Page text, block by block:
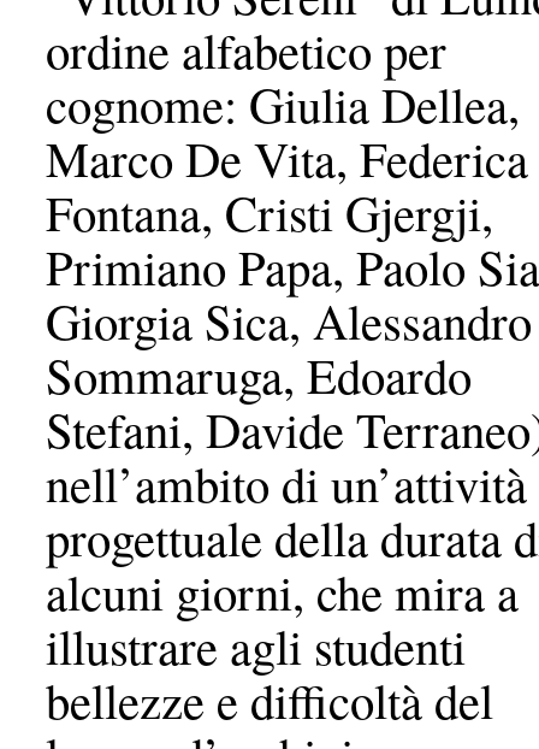
ordine alfabetico per
cognome: Giulia Dellea,
Marco De Vita, Federica
Fontana, Cristi Gjergji,
Primiano Papa, Paolo
Giorgia Sica, Alessandro
Sommaruga, Edoardo
Stefani, Davide
nell’ambito di un’attività
progettuale della durata
alcuni giorni, che mira a
illustrare agli studenti
bellezze e difficoltà del